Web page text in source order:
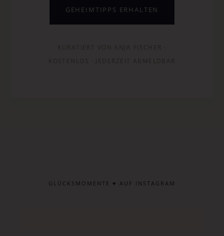
GEHEIMTIPPS ERHALTEN
GLÜCKSMOMENTE ♥ AUF INSTAGRAM